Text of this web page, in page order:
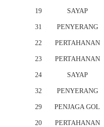
19 SAYAP
31 PENYERANG
22 PERTAHANAN
23 PERTAHANAN
24 SAYAP
32 PENYERANG
29 PENJAGA GOL
20 PERTAHANAN